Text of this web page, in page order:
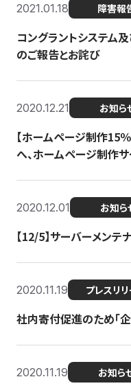
2021.01.18 障害報
コングラントシステム
のご報告とお詫び
2020.12.21 お知ら
【ホームページ制作15
へ、ホームページ制作
2020.12.01 お知ら
【12/5】サーバーメンテ
2020.11.19 プレスリ
社内寄付促進のため「
2020.11.19 お知ら